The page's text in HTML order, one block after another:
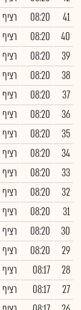
41
08:20 רציף
40
08:20 רציף
39
08:20 רציף
38
08:20 רציף
37
08:20 רציף
36
08:20 רציף
35
08:20 רציף
34
08:20 רציף
33
08:20 רציף
32
08:20 רציף
31
08:20 רציף
30
08:20 רציף
29
08:20 רציף
28
08:17 רציף
27
08:17 רציף